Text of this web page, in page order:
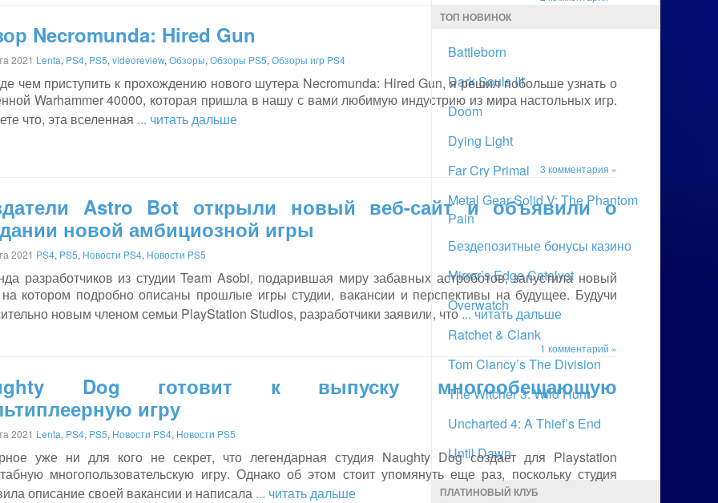
Necromunda: Hired Gun
2021 Lenta, PS4, PS5, videoreview, Обзоры, Обзоры PS5, Обзоры игр PS4
чем приступить к прохождению нового шутера Necromunda: Hired Gun, я решил побольше узнать о
Warhammer 40000, которая пришла в нашу с вами любимую индустрию из мира настольных игр.
что, эта вселенная ... читать дальше
3 комментария »
Astro Bot открыли новый веб-сайт и объявили о
новой амбициозной игры
2021 PS4, PS5, Новости PS4, Новости PS5
разработчиков из студии Team Asobi, подарившая миру забавных астроботов, запустила новый
на котором подробно описаны прошлые игры студии, вакансии и перспективы на будущее. Будучи
новым членом семьи PlayStation Studios, разработчики заявили, что... читать дальше
1 комментарий »
Dog готовит к выпуску многообещающую
игру
2021 Lenta, PS4, PS5, Новости PS4, Новости PS5
уже ни для кого не секрет, что легендарная студия Naughty Dog создает для Playstation
многопользовательскую игру. Однако об этом стоит упомянуть еще раз, поскольку студия
описание своей вакансии и написала ... читать дальше
ТОП НОВИНОК
Battleborn
Dark Souls III
Doom
Dying Light
Far Cry Primal
Metal Gear Solid V: The Phantom
Pain
Бездепозитные бонусы казино
Mirror’s Edge Catalyst
Overwatch
Ratchet & Clank
Tom Clancy’s The Division
The Witcher 3: Wild Hunt
Uncharted 4: A Thief’s End
Until Dawn
ПЛАТИНОВЫЙ КЛУБ